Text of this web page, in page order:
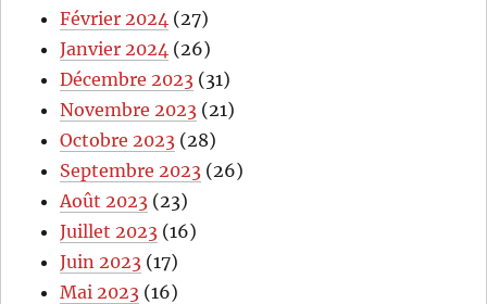
Février 2024 (27)
Janvier 2024 (26)
Décembre 2023 (31)
Novembre 2023 (21)
Octobre 2023 (28)
Septembre 2023 (26)
Août 2023 (23)
Juillet 2023 (16)
Juin 2023 (17)
Mai 2023 (16)